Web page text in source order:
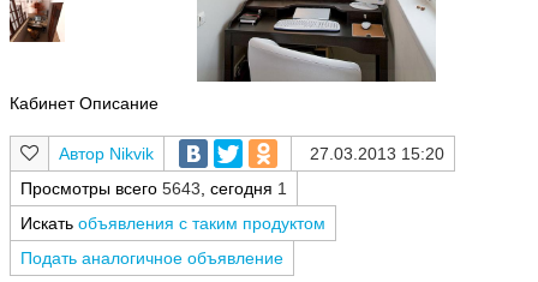
Кабинет Описание
Nikvik
27.03.2013 15:20
Просмотры всего 5643 , сегодня 1
Искать объявления с таким продуктом
Подать аналогичное объявление